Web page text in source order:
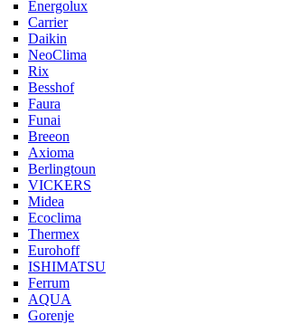
Energolux
Carrier
Daikin
NeoClima
Rix
Besshof
Faura
Funai
Breeon
Axioma
Berlingtoun
VICKERS
Midea
Ecoclima
Thermex
Eurohoff
ISHIMATSU
Ferrum
AQUA
Gorenje